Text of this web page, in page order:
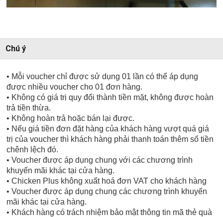
Chú ý
• Mỗi voucher chỉ được sử dụng 01 lần có thể áp dụng
được nhiều voucher cho 01 đơn hàng.
• Không có giá trị quy đổi thành tiền mặt, không được hoàn
trả tiền thừa.
• Không hoàn trả hoặc bán lại được.
• Nếu giá tiền đơn đặt hàng của khách hàng vượt quá giá
trị của voucher thì khách hàng phải thanh toán thêm số tiền
chênh lệch đó.
• Voucher được áp dụng chung với các chương trình
khuyến mãi khác tại cửa hàng.
• Chicken Plus không xuất hoá đơn VAT cho khách hàng
• Voucher được áp dụng chung các chương trình khuyến
mãi khác tại cửa hàng.
• Khách hàng có trách nhiệm bảo mật thông tin mã thẻ quà